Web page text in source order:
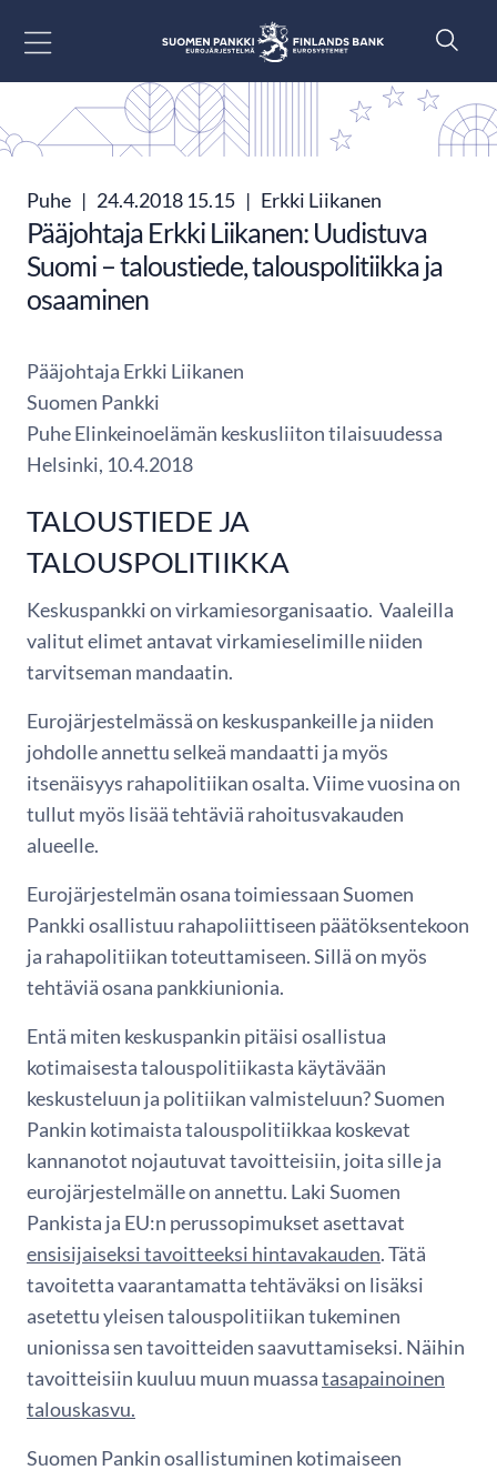
Puhe | 24.4.2018 15.15 | Erkki Liikanen
Pääjohtaja Erkki Liikanen: Uudistuva
Suomi – taloustiede, talouspolitiikka ja
osaaminen
Pääjohtaja Erkki Liikanen
Suomen Pankki
Puhe Elinkeinoelämän keskusliiton tilaisuudessa
Helsinki, 10.4.2018
TALOUSTIEDE JA
TALOUSPOLITIIKKA
Keskuspankki on virkamiesorganisaatio. Vaaleilla
valitut elimet antavat virkamieselimille niiden
tarvitseman mandaatin.
Eurojärjestelmässä on keskuspankeille ja niiden
johdolle annettu selkeä mandaatti ja myös
itsenäisyys rahapolitiikan osalta. Viime vuosina on
tullut myös lisää tehtäviä rahoitusvakauden
alueelle.
Eurojärjestelmän osana toimiessaan Suomen
Pankki osallistuu rahapoliittiseen päätöksentekoon
ja rahapolitiikan toteuttamiseen. Sillä on myös
tehtäviä osana pankkiunionia.
Entä miten keskuspankin pitäisi osallistua
kotimaisesta talouspolitiikasta käytävään
keskusteluun ja politiikan valmisteluun? Suomen
Pankin kotimaista talouspolitiikkaa koskevat
kannanotot nojautuvat tavoitteisiin, joita sille ja
eurojärjestelmälle on annettu. Laki Suomen
Pankista ja EU:n perussopimukset asettavat
ensisijaiseksi tavoitteeksi hintavakauden. Tätä
tavoitetta vaarantamatta tehtäväksi on lisäksi
asetettu yleisen talouspolitiikan tukeminen
unionissa sen tavoitteiden saavuttamiseksi. Näihin
tavoitteisiin kuuluu muun muassatasapainoinen
talouskasvu.
Suomen Pankin osallistuminen kotimaiseen